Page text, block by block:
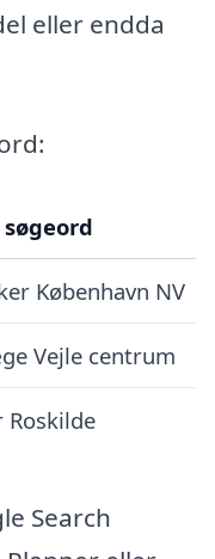
eller endda
København NV
Vejle centrum
Search